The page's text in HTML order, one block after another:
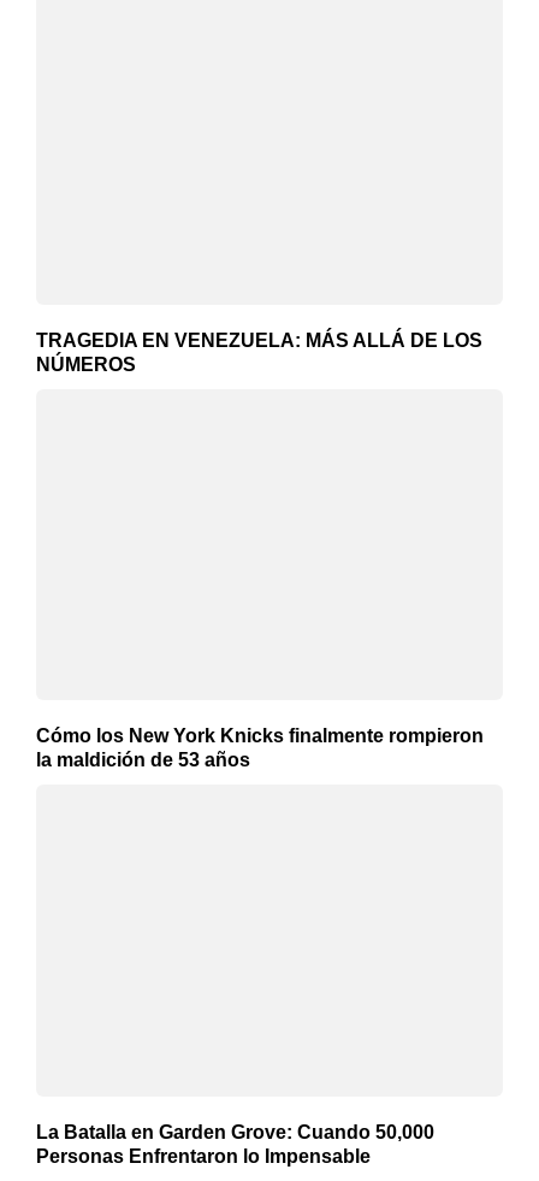
TRAGEDIA EN VENEZUELA: MÁS ALLÁ DE LOS
NÚMEROS
Cómo los New York Knicks finalmente rompieron
la maldición de 53 años
La Batalla en Garden Grove: Cuando 50,000
Personas Enfrentaron lo Impensable